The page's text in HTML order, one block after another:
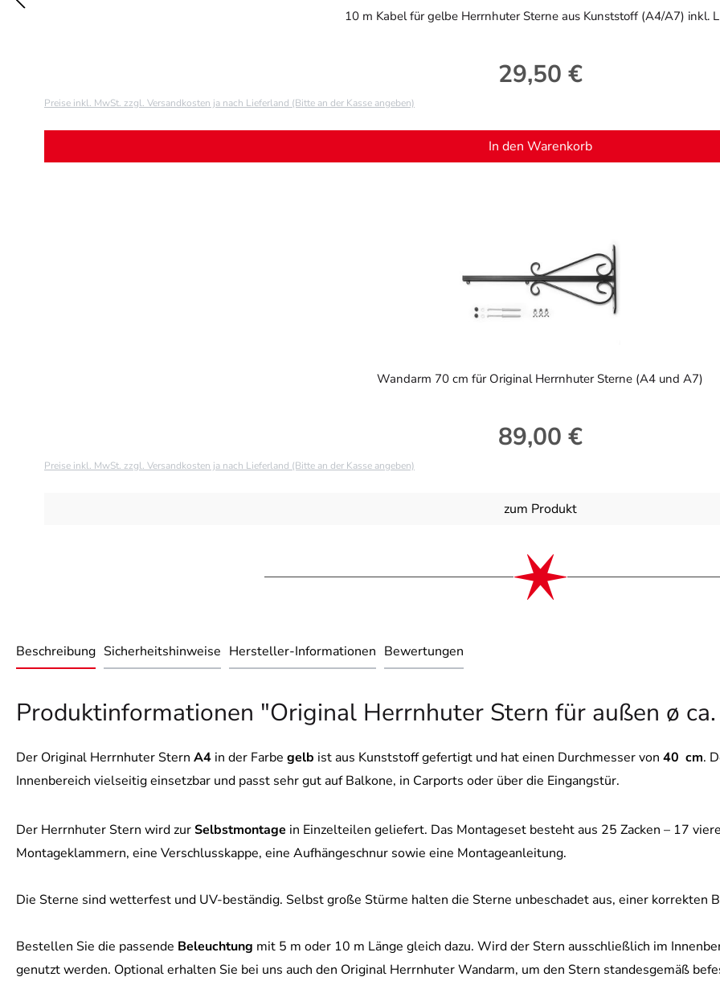
10 m Kabel für gelbe Herrnhuter Sterne aus Kunststoff (A4/A7) inkl.
Regulärer Preis:
29,50 €
Preise inkl. MwSt. zzgl. Versandkosten ja nach Lieferland (Bitte an der Kasse angeben)
In den Warenkorb
Wandarm 70 cm für Original Herrnhuter Sterne (A4 und A7)
Regulärer Preis:
89,00 €
Preise inkl. MwSt. zzgl. Versandkosten ja nach Lieferland (Bitte an der Kasse angeben)
zum Produkt
Beschreibung Sicherheitshinweise Hersteller-Informationen Bewertungen
Produktinformationen "Original Herrnhuter Stern für außen ø
Der Original Herrnhuter Stern A4 in der Farbe gelb ist aus Kunststoff gefertigt und hat einen Durchmesser von 40 cm.
Innenbereich vielseitig einsetzbar und passt sehr gut auf Balkone, in Carports oder über die Eingangstür.
Der Herrnhuter Stern wird zurSelbstmontage in Einzelteilen geliefert. Das Montageset besteht aus 25 Zacken – 17
Montageklammern, eine Verschlusskappe, eine Aufhängeschnur sowie eine Montageanleitung.
Die Sterne sind wetterfest und UV-beständig. Selbst große Stürme halten die Sterne unbeschadet aus, einer korrekten
Bestellen Sie die passende Beleuchtung mit 5 m oder 10 m Länge gleich dazu. Wird der Stern ausschließlich im
genutzt werden. Optional erhalten Sie bei uns auch den Original Herrnhuter Wandarm, um den Stern standesgemäß